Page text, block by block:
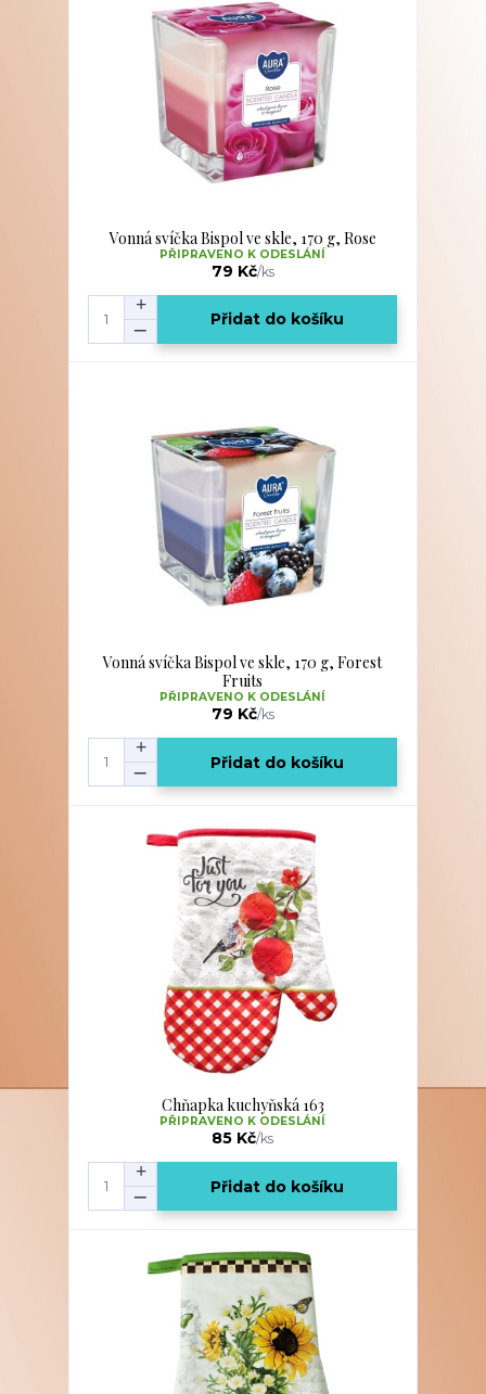
Vonná svíčka Bispol ve skle, 170 g, Rose
79 Kč/ks
PŘIPRAVENO K ODESLÁNÍ
Přidat do košíku
Vonná svíčka Bispol ve skle, 170 g, Forest
Fruits
79 Kč/ks
PŘIPRAVENO K ODESLÁNÍ
Přidat do košíku
Chňapka kuchyňská 163
85 Kč/ks
PŘIPRAVENO K ODESLÁNÍ
Přidat do košíku